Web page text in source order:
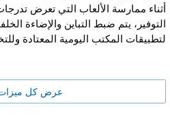
أثناء ممارسة الألعاب التي تعرض
التوفير، يتم ضبط التباين والإضاءة
لتطبيقات المكتب اليومية المعتادة
عرض كل ميزات